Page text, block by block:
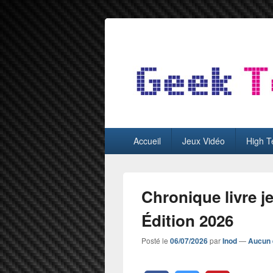
GeekTest
principalAccueil Jeux Vidéo High
Chronique livre
Édition 2026
Posté le 06/07/2026parInod—Aucun